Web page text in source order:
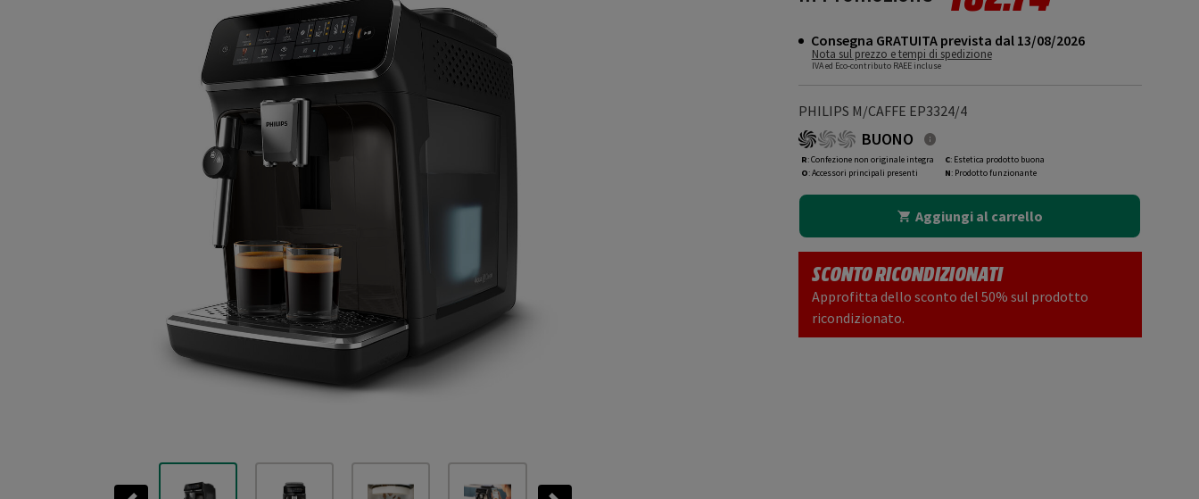
Consegna GRATUITA prevista dal 13/08/2026
Nota sul prezzo e tempi di spedizione
IVA ed Eco-contributo RAEE incluse
PHILIPS M/CAFFE EP3324/4
BUONO
R: Confezione non originale integra
O: Accessori principali presenti
C: Estetica prodotto buona
N: Prodotto funzionante
Aggiungi al carrello
SCONTO RICONDIZIONATI
Approfitta dello sconto del 50% sul prodotto
ricondizionato.